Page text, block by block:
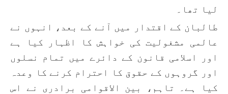
لیا تھا۔
طالبان کے اقتدار میں آنے کے بعد، انہوں نے
عالمی مشغولیت کی خواہش کا اظہار کیا ہے
اور اسلامی قانون کے دائرے میں تمام نسلوں
اور گروہوں کے حقوق کا احترام کرنے کا وعدہ
کیا ہے۔ تاہم، بین الاقوامی برادری نے اس